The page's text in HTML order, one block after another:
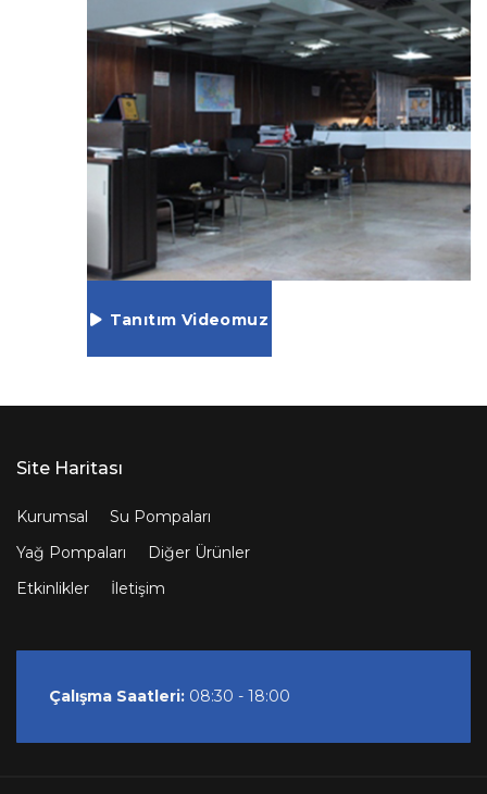
Tanıtım Videomuz
Site Haritası
Kurumsal
Su Pompaları
Yağ Pompaları
Diğer Ürünler
Etkinlikler
İletişim
Çalışma Saatleri: 08:30 - 18:00